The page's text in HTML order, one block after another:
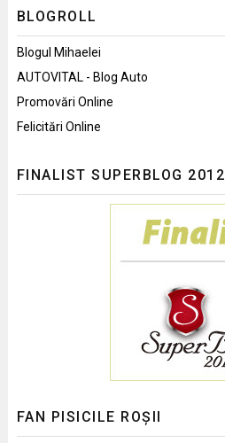
BLOGROLL
Blogul Mihaelei
AUTOVITAL - Blog Auto
Promovări Online
Felicitări Online
FINALIST SUPERBLOG 2012
FAN PISICILE ROȘII